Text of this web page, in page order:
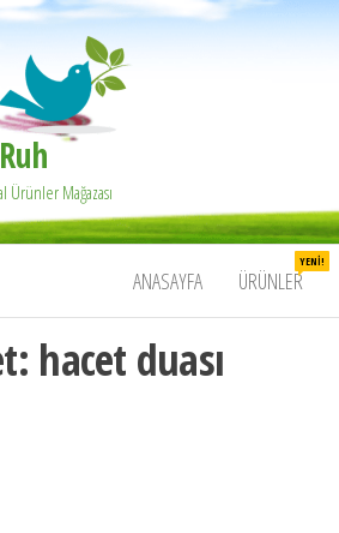
Ürünler Mağazası
ANASAYFA ÜRÜNLER
YENI!
hacet duası